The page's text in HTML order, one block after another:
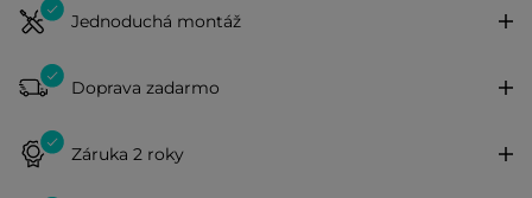
Jednoduchá montáž
Doprava zadarmo
Záruka 2 roky